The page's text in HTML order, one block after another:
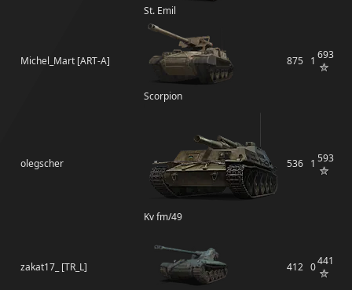
St. Emil
Michel_Mart [ART-A]
Scorpion
875 1 693
olegscher
Kv fm/49
536 1 593
zakat17_ [TR_L] 412 0441